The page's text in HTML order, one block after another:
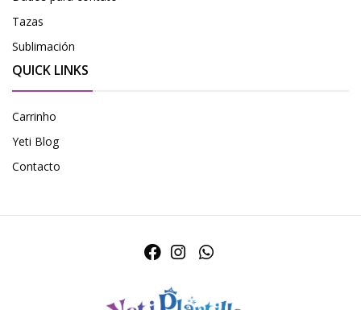
Tazas
Sublimación
QUICK LINKS
Carrinho
Yeti Blog
Contacto